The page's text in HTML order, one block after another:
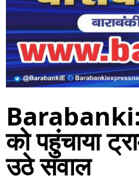
Barabanki:
को पहुंचाया
उठे सवाल